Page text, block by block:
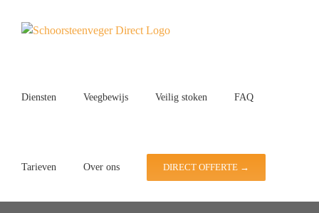
Diensten Veegbewijs Veilig stoken FAQ
Tarieven Over ons DIRECT OFFERTE →